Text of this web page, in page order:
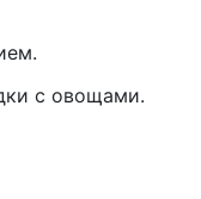
с овощами.